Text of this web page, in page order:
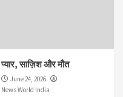
प्यार, साज़िश और मौत
June 24, 2026
News World India